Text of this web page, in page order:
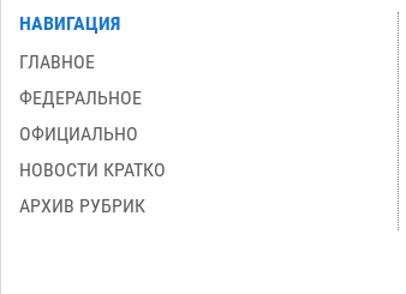
НАВИГАЦИЯ
ГЛАВНОЕ
ФЕДЕРАЛЬНОЕ
ОФИЦИАЛЬНО
НОВОСТИ КРАТКО
АРХИВ РУБРИК